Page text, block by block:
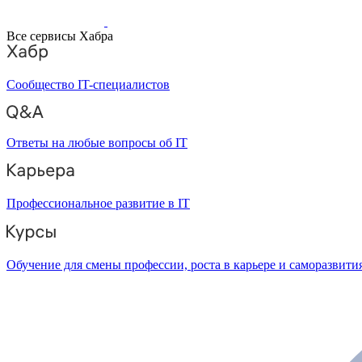
Все сервисы Хабра
Сообщество IT-специалистов
Ответы на любые вопросы об IT
Профессиональное развитие в IT
Обучение для смены профессии, роста в карьере и